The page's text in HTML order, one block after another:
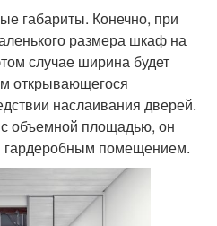
габариты. Конечно, при
размера шкаф на
случае ширина будет
открывающегося
наслаивания дверей.
с объемной площадью, он
гардеробным помещением.